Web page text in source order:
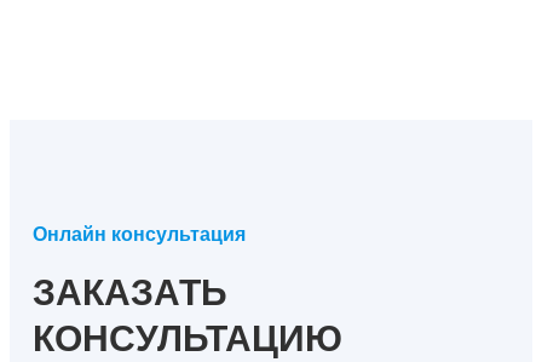
Онлайн консультация
ЗАКАЗАТЬ
КОНСУЛЬТАЦИЮ